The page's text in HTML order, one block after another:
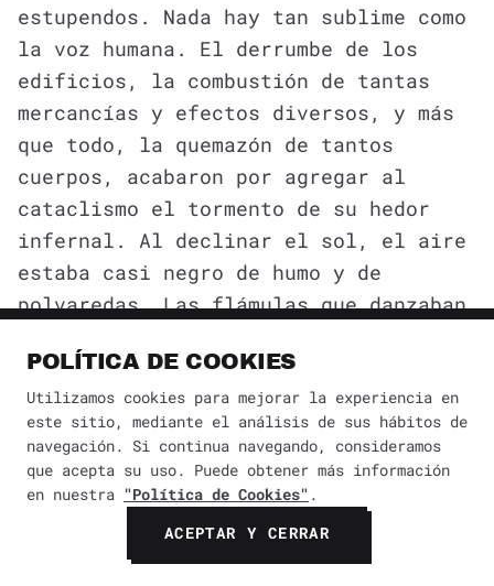
estupendos. Nada hay tan sublime como
la voz humana. El derrumbe de los
edificios, la combustión de tantas
mercancías y efectos diversos, y más
que todo, la quemazón de tantos
cuerpos, acabaron por agregar al
cataclismo el tormento de su hedor
infernal. Al declinar el sol, el aire
estaba casi negro de humo y de
polvaredas. Las flámulas que danzaban
eran ahora llamaradas siniestras.
Empezó a soplar un viento
ardentísimo, denso, como alquitrán
caliente. Parecía que se estuviese en
un inmenso horno sombrío. Cielo,
tierra, aire, todo acababa. No había
más que tinieblas y fuego. ¡Ah, el
POLÍTICA DE COOKIES
Utilizamos cookies para mejorar la experiencia en
este sitio, mediante el análisis de sus hábitos de
navegación. Si continua navegando, consideramos
que acepta su uso. Puede obtener más información
en nuestra "Política de Cookies" .
ACEPTAR Y CERRAR